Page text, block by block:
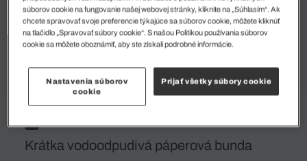
%
Krátka vodoodpudivá páperová bunda
súborov cookie na fungovanie našej webovej stránky, kliknite na „Súhlasím“. Ak
chcete spravovať svoje preferencie týkajúce sa súborov cookie, môžete kliknúť
na tlačidlo „Spravovať súbory cookie“. S našou Politikou používania súborov
cookie sa môžete oboznámiť, aby ste získali podrobné informácie.
Nastavenia súborov
cookie
Prijať všetky súbory cookie